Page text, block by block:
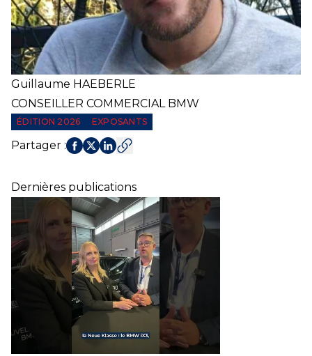
Guillaume HAEBERLE
CONSEILLER COMMERCIAL BMW
ÉDITION 2026 EXPOSANTS
Partager :
Dernières publications